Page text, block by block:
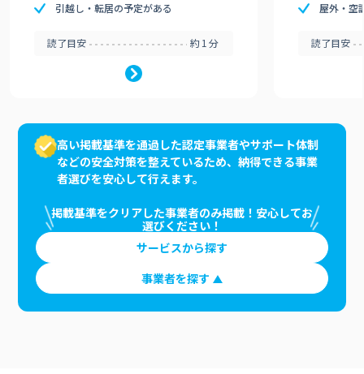
引越し・転居の予定がある
読了目安 約1分
屋外・空
読了目安
高い掲載基準を通過した認定事業者やサポート体制
などの安全対策を整えているため、納得できる事業
者選びを安心して行えます。
掲載基準をクリアした事業者のみ掲載！安心してお
選びください！
サービスから探す
事業者を探す